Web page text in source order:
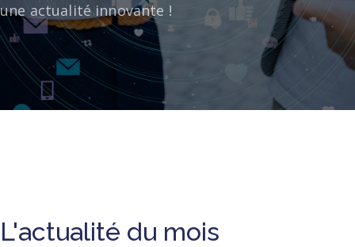
une actualité innovante !
L'actualité du mois